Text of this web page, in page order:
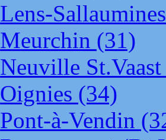
Lens-
Meurchin (31)
Neuville
Oignies (34)
Pont-à-Vendin